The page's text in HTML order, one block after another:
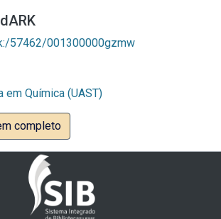
57462/001300000gzmw
em Química (UAST)
completo